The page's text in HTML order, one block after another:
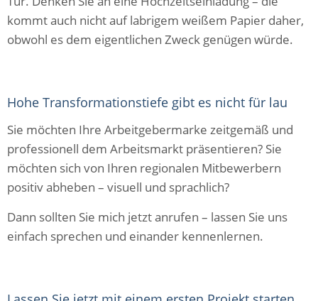
kommt auch nicht auf labrigem weißem Papier daher,
obwohl es dem eigentlichen Zweck genügen würde.
Hohe Transformationstiefe gibt es nicht für lau
Sie möchten Ihre Arbeitgebermarke zeitgemäß und
professionell dem Arbeitsmarkt präsentieren? Sie
möchten sich von Ihren regionalen Mitbewerbern
positiv abheben – visuell und sprachlich?
Dann sollten Sie mich jetzt anrufen – lassen Sie uns
einfach sprechen und einander kennenlernen.